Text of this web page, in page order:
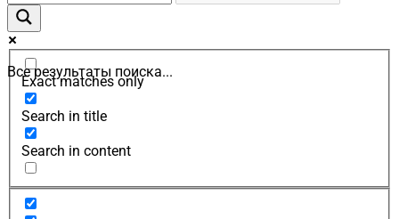
Все результаты поиска...
Exact matches only
Search in title
Search in content